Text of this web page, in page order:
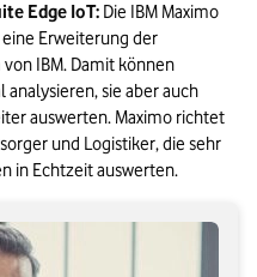
Edge IoT: Die IBM Maximo
Erweiterung der
IBM. Damit können
sie aber auch
auswerten. Maximo richtet
und Logistiker, die sehr
in Echtzeit auswerten.